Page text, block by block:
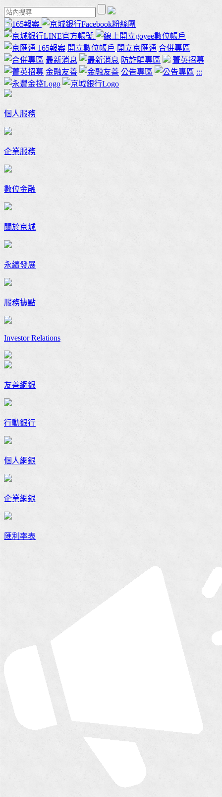
165報案 開立數位帳戶 開立京匯通 合併專區
最新消息
防詐騙專區
菁英招募
金融友善
公告專區 :::
個人服務
企業服務
數位金融
關於京城
永續發展
服務據點
Investor Relations
友善網銀
行動銀行
個人網銀
企業網銀
匯利率表